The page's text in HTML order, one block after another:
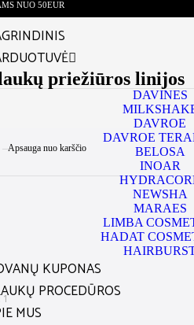
NUO 50EUR
priežiūros linijos
DAVINES
DAVROE
DAVROE
BELOSA
INOAR
NEWSHA
MARAES
LIMBA
HADAT
KUPONAS
PROCEDŪROS
MUS
Apsauga nuo karščio
1